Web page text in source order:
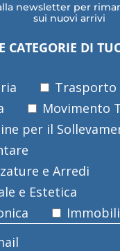
newsletter per
sui nuovi arrivi
CATEGORIE DI
Trasporto
Movimento
per il
e Arredi
e Estetica
Immobili